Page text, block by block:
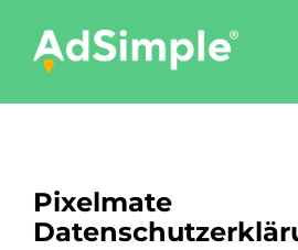
content
Tools
Pixelmate